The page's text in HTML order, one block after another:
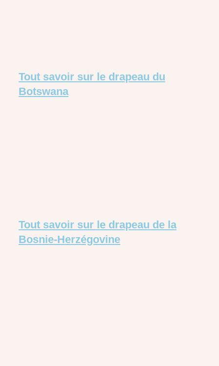
Tout savoir sur le drapeau du
Botswana
Tout savoir sur le drapeau de la
Bosnie-Herzégovine